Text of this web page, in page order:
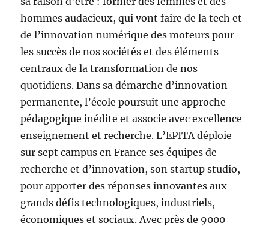
hommes audacieux, qui vont faire de la tech et
de l’innovation numérique des moteurs pour
les succès de nos sociétés et des éléments
centraux de la transformation de nos
quotidiens. Dans sa démarche d’innovation
permanente, l’école poursuit une approche
pédagogique inédite et associe avec excellence
enseignement et recherche. L’EPITA déploie
sur sept campus en France ses équipes de
recherche et d’innovation, son startup studio,
pour apporter des réponses innovantes aux
grands défis technologiques, industriels,
économiques et sociaux. Avec près de 9000